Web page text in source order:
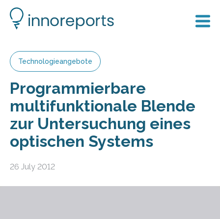
Technologieangebote
Programmierbare
multifunktionale Blende
zur Untersuchung eines
optischen Systems
26 July 2012